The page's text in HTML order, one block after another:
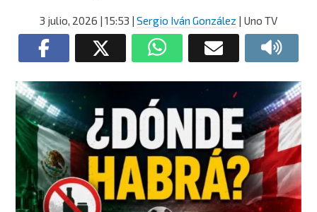
3 julio, 2026 | 15:53 | Sergio Iván González | Uno TV